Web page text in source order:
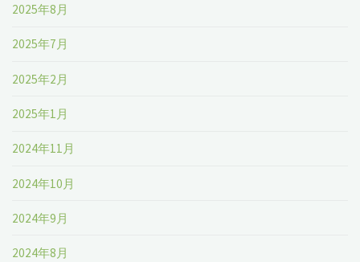
2025年8月
2025年7月
2025年2月
2025年1月
2024年11月
2024年10月
2024年9月
2024年8月